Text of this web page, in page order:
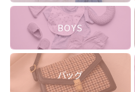
BOYS
バッグ
当店について
ブログ
よくある質問